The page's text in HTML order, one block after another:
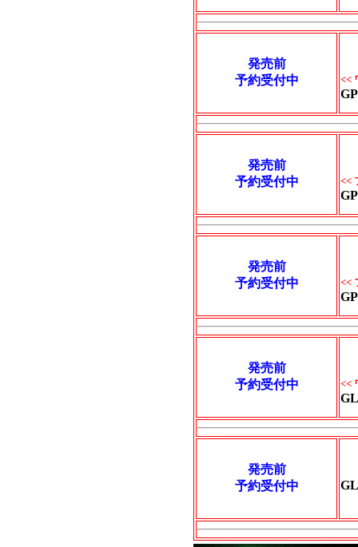
発売前
予約受付中
<<
発売前
予約受付中
<<
発売前
予約受付中
<<
発売前
予約受付中
<<
発売前
予約受付中